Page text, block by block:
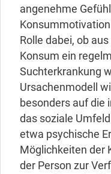
angenehme
Rolle dabei, ob
Konsum ein
Suchterkrankung
Ursachenmodell
besonders auf die
das soziale
etwa psychische
Möglichkeiten der
der Person zur